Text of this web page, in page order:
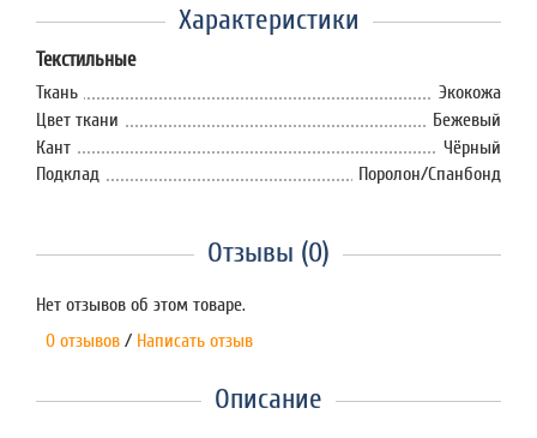
Характеристики
Текстильные
Ткань
Экокожа
Цвет ткани
Бежевый
Кант
Чёрный
Подклад
Поролон/Спанбонд
Отзывы (0)
Нет отзывов об этом товаре.
0 отзывов / Написать отзыв
Описание